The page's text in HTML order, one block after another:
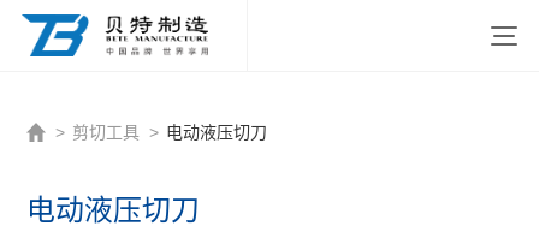
http://www.beitezhizao.com/index.php
> 剪切工具 > 电动液压切刀
电动液压切刀